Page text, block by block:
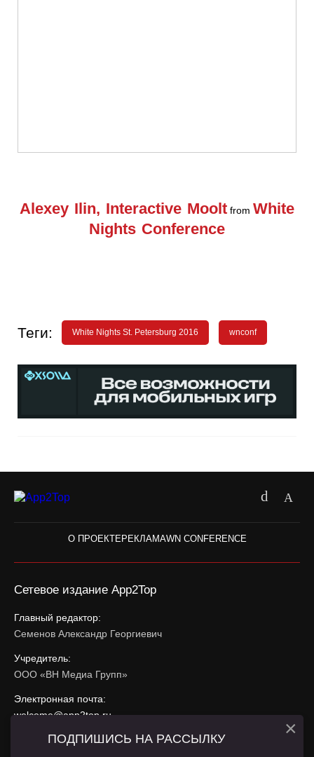
Alexey Ilin, Interactive Moolt from White
Nights Conference
Теги: White Nights St. Petersburg 2016 wnconf
О ПРОЕКТЕ РЕКЛАМАWN CONFERENCE
Сетевое издание App2Top
Главный редактор:
Семенов Александр Георгиевич
Учредитель:
ООО «ВН Медиа Групп»
Электронная почта:
welcome@app2top.ru
При использовании материалов активная ссылка на
ПОДПИШИСЬ НА РАССЫЛКУ ×